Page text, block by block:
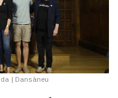
| Dansàneu